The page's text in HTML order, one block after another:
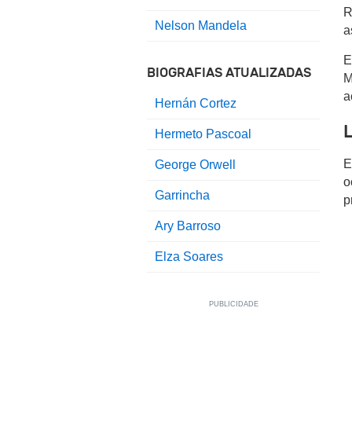
Nelson Mandela
BIOGRAFIAS ATUALIZADAS
Hernán Cortez
Hermeto Pascoal
George Orwell
Garrincha
Ary Barroso
Elza Soares